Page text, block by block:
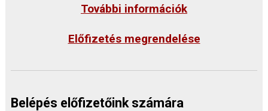
További információk
Előfizetés megrendelése
Belépés előfizetőink számára